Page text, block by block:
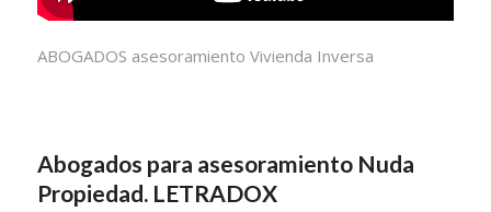
ABOGADOS asesoramiento Vivienda Inversa
Abogados para asesoramiento Nuda
Propiedad. LETRADOX